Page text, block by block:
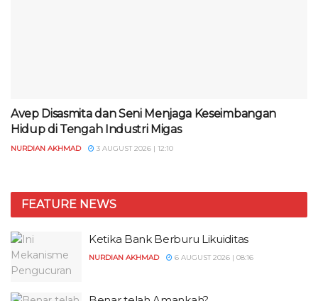
Avep Disasmita dan Seni Menjaga Keseimbangan
Hidup di Tengah Industri Migas
NURDIAN AKHMAD 3 AUGUST 2026 | 12:10
FEATURE NEWS
Ketika Bank Berburu Likuiditas
NURDIAN AKHMAD 6 AUGUST 2026 | 08:16